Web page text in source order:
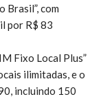
Brasil”, com
por R$ 83
Fixo Local Plus”
ilimitadas, e o
incluindo 150